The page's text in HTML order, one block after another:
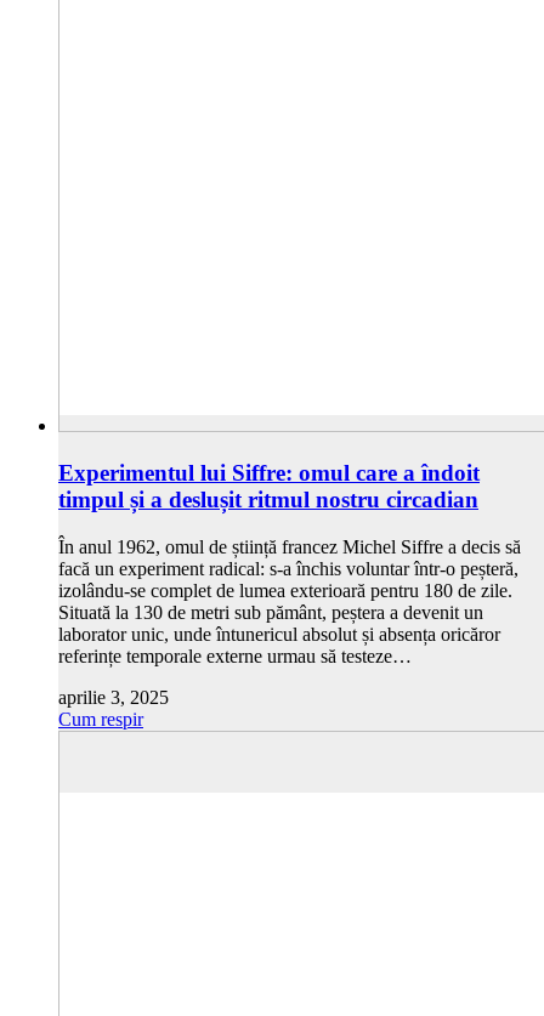
Experimentul lui Siffre: omul care a îndoit
timpul și a deslușit ritmul nostru circadian
În anul 1962, omul de știință francez Michel Siffre a decis să
facă un experiment radical: s-a închis voluntar într-o peșteră,
izolându-se complet de lumea exterioară pentru 180 de zile.
Situată la 130 de metri sub pământ, peștera a devenit un
laborator unic, unde întunericul absolut și absența oricăror
referințe temporale externe urmau să testeze…
aprilie 3, 2025
Cum respir